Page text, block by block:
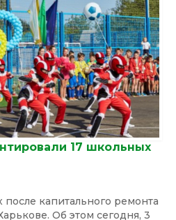
17 школьных
капитального ремонта
Об этом сегодня, 3